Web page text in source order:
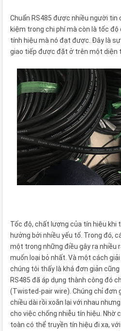
Chuẩn RS485 được nhiều người tin
kiệm trong chi phí mà còn là tốc
tính hiệu mà nó đạt được. Đây là
giao tiếp được đặt ở trên một diện
Tốc độ, chất lượng của tín hiệu khi
hưởng bởi nhiều yếu tố. Trong đó,
một trong những điều gây ra nhiều
muốn loại bỏ nhất. Và một cách
chúng tôi thấy là khá đơn giản
RS485 đã áp dụng thành công đó
(Twisted-pair wire). Chúng chỉ đơn
chiều dài rồi xoắn lại với nhau
cho việc chống nhiễu tín hiệu. Nhờ
toàn có thể truyền tín hiệu đi xa,